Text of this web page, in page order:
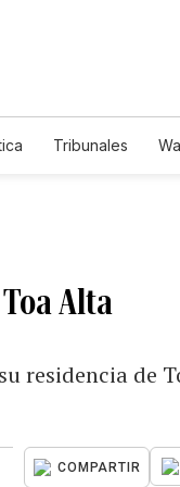
Tribunales
Alta
residencia de
COMPARTIR